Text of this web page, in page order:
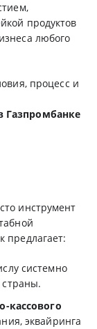
продуктов
любого
процесс и
Газпромбанке
инструмент
предлагает:
системно
кассового
эквайринга